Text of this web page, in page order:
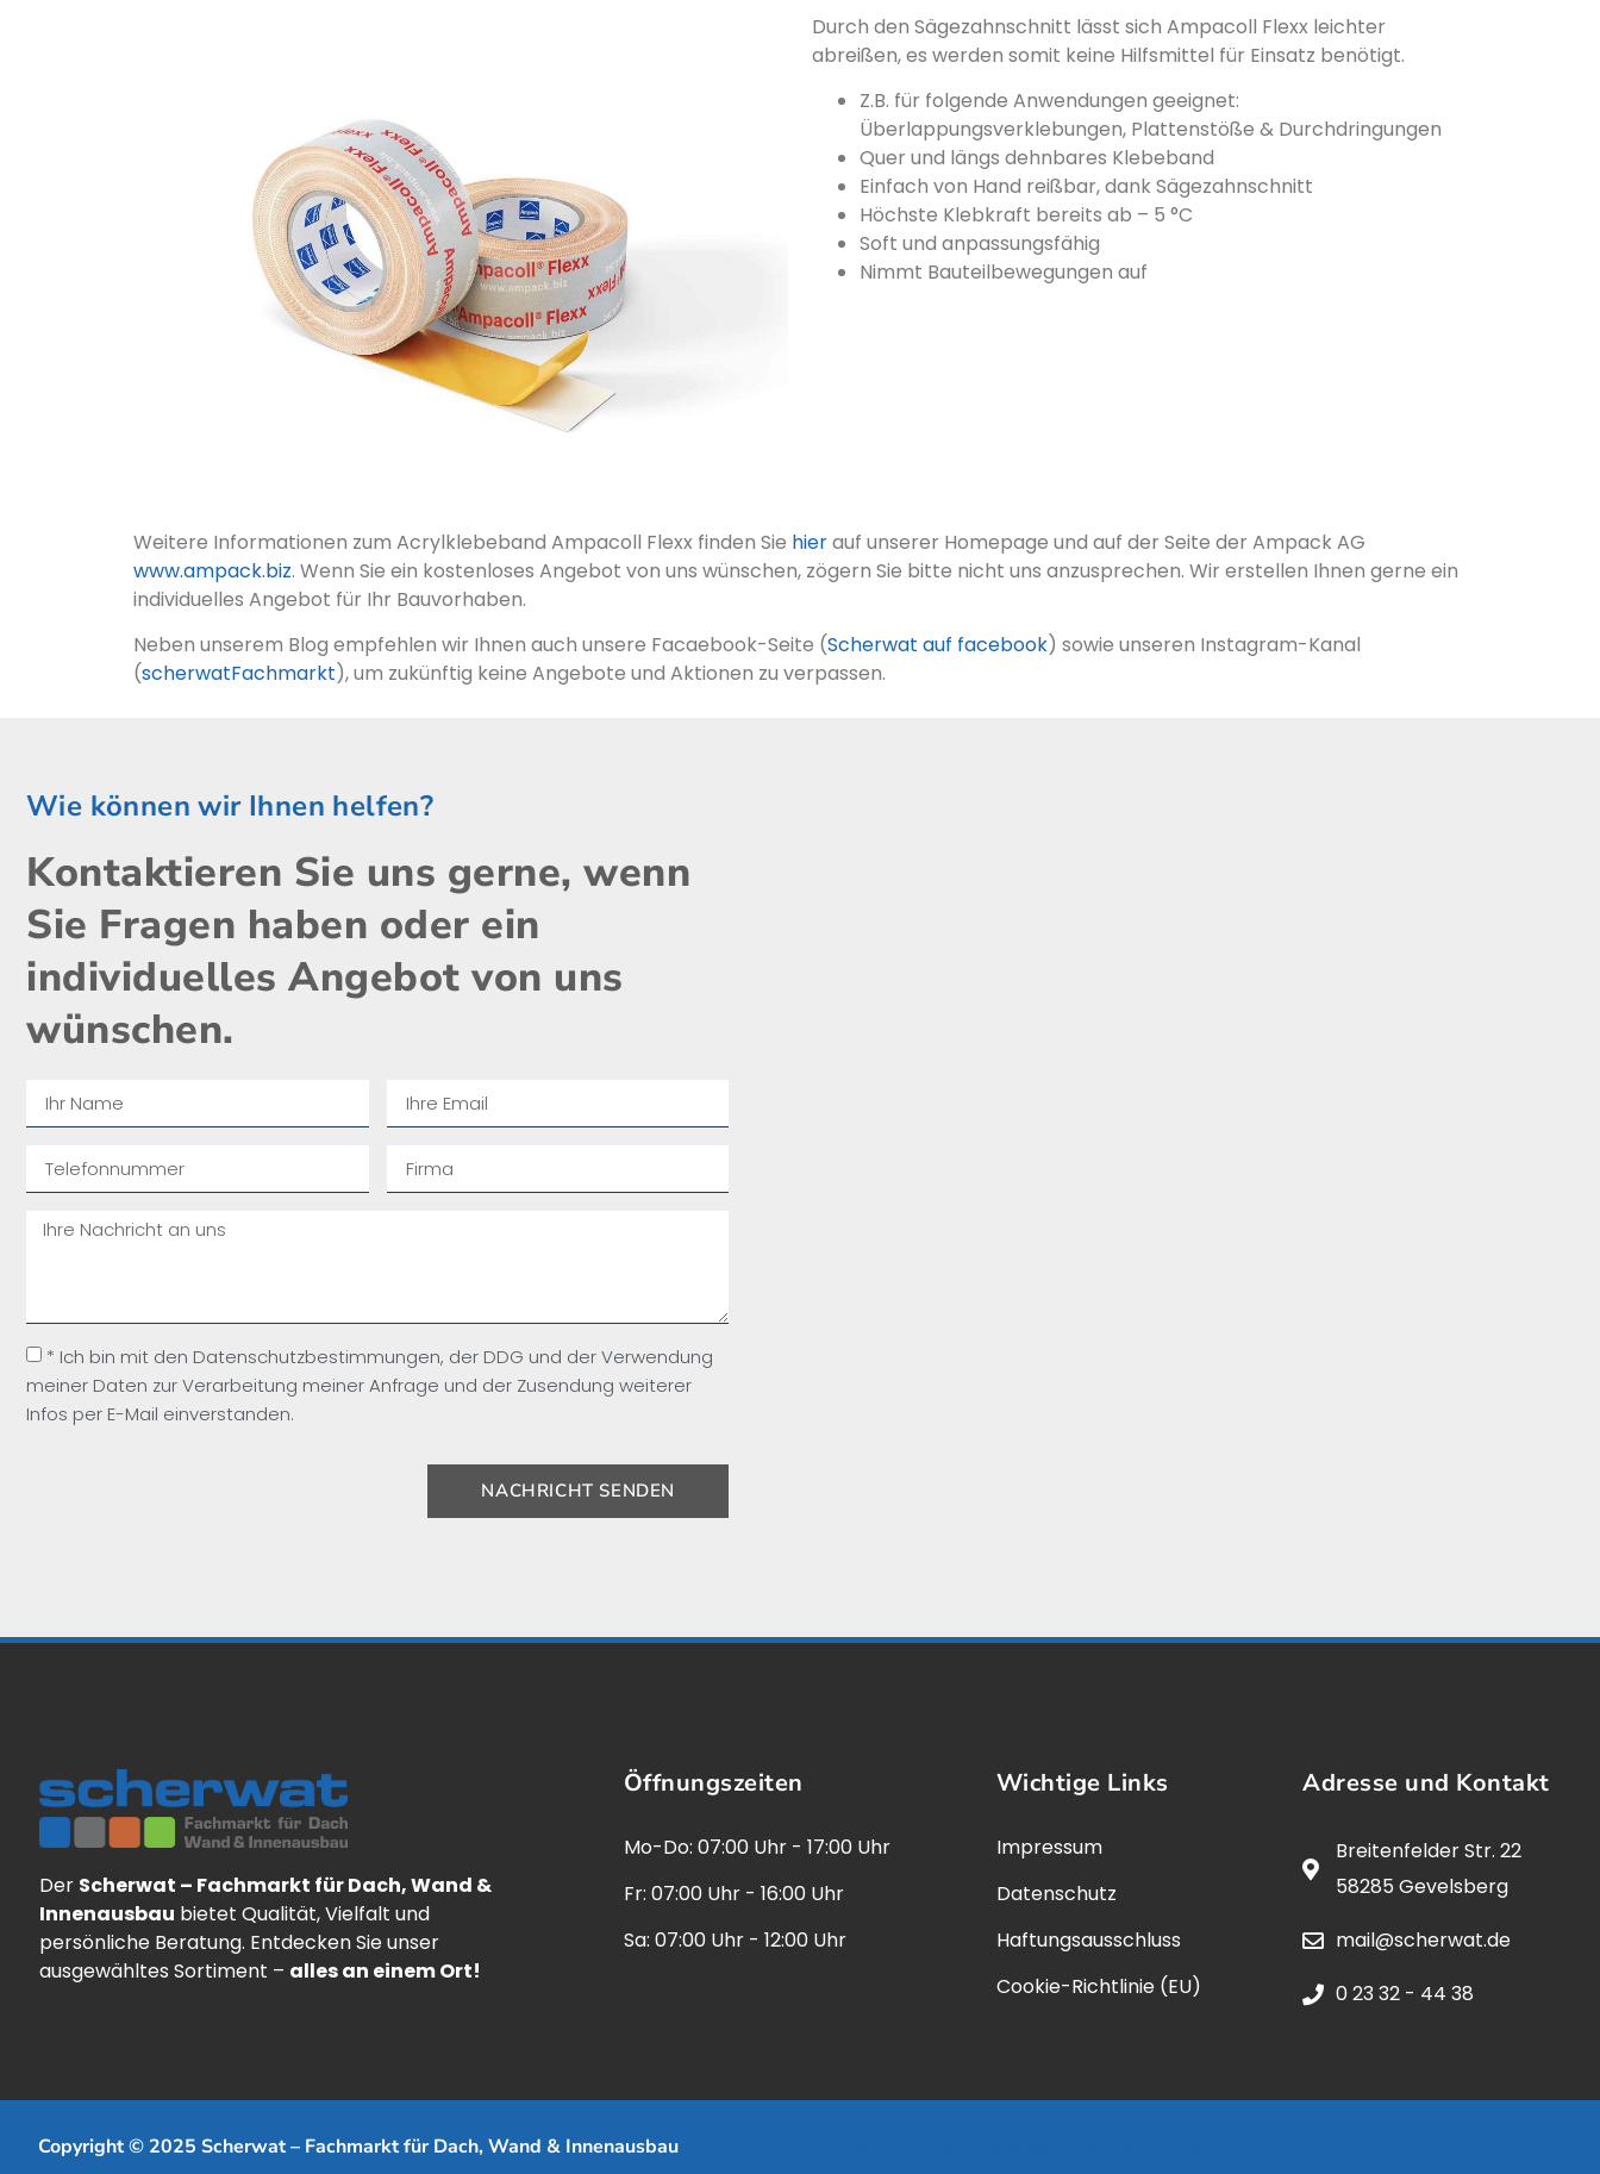
Durch den Sägezahnschnitt lässt sich Ampacoll Flexx leichter
abreißen, es werden somit keine Hilfsmittel für Einsatz benötigt.
Z.B. für folgende Anwendungen geeignet:
Überlappungsverklebungen, Plattenstöße & Durchdringungen
Quer und längs dehnbares Klebeband
Einfach von Hand reißbar, dank Sägezahnschnitt
Höchste Klebkraft bereits ab – 5 °C
Soft und anpassungsfähig
Nimmt Bauteilbewegungen auf
Weitere Informationen zum Acrylklebeband Ampacoll Flexx finden Sie hierauf unserer Homepage und auf der Seite der Ampack AG
www.ampack.biz. Wenn Sie ein kostenloses Angebot von uns wünschen, zögern Sie bitte nicht uns anzusprechen. Wir erstellen Ihnen gerne ein
individuelles Angebot für Ihr Bauvorhaben.
Neben unserem Blog empfehlen wir Ihnen auch unsere Facaebook-Seite (Scherwat auf facebook) sowie unseren Instagram-Kanal
(scherwatFachmarkt), um zukünftig keine Angebote und Aktionen zu verpassen.
Wie können wir Ihnen helfen?
Kontaktieren Sie uns gerne, wenn
Sie Fragen haben oder ein
individuelles Angebot von uns
wünschen.​
* Ich bin mit den Datenschutzbestimmungen, der DDG und der Verwendung
meiner Daten zur Verarbeitung meiner Anfrage und der Zusendung weiterer
Infos per E-Mail einverstanden.
NACHRICHT SENDEN
Der Scherwat – Fachmarkt für Dach, Wand &
Innenausbau bietet Qualität, Vielfalt und
persönliche Beratung. Entdecken Sie unser
ausgewähltes Sortiment – alles an einem Ort!
Öffnungszeiten
Mo-Do: 07:00 Uhr - 17:00 Uhr
Fr: 07:00 Uhr - 16:00 Uhr
Sa: 07:00 Uhr - 12:00 Uhr
Wichtige Links
Impressum
Datenschutz
Haftungsausschluss
Cookie-Richtlinie (EU)
Adresse und Kontakt
Breitenfelder Str. 22
58285 Gevelsberg
mail@scherwat.de
0 23 32 - 44 38
Copyright © 2025 Scherwat – Fachmarkt für Dach, Wand & Innenausbau